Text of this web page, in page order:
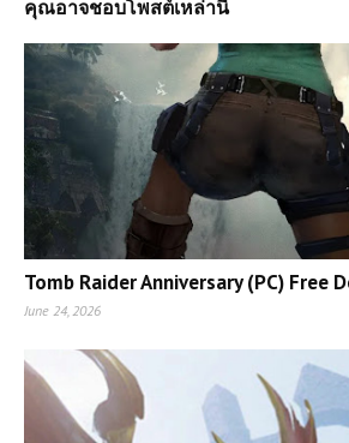
คุณอาจชอบโพสต์เหล่านี้
Tomb Raider Anniversary (PC) Free
June 24, 2026